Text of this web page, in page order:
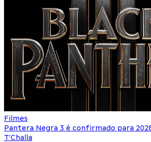
Filmes
Pantera Negra 3 é confirmado para
T'Challa